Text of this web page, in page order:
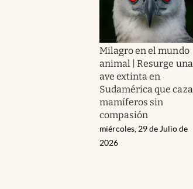
Milagro en el mundo
animal | Resurge una
ave extinta en
Sudamérica que caza
mamíferos sin
compasión
miércoles, 29 de Julio de
2026